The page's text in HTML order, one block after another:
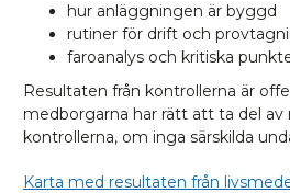
hur anläggningen är byggd
rutiner för drift och
faroanalys och kritiska
Resultaten från kontrollerna är
medborgarna har rätt att ta del av
kontrollerna, om inga särskilda
Karta med resultaten från